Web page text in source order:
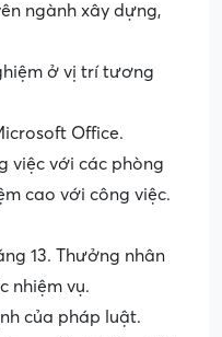
ngành xây dựng,
ở vị trí tương
Office.
việc với các phòng
cao với công việc.
13. Thưởng nhân
nhiệm vụ.
của pháp luật.